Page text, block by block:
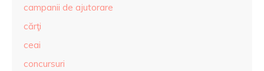
campanii de ajutorare
cărţi
ceai
concursuri